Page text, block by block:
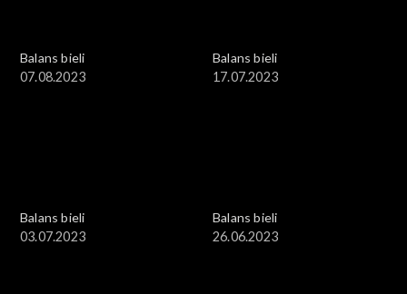
Balans bieli
07.08.2023
Balans bieli
17.07.2023
Balans bieli
03.07.2023
Balans bieli
26.06.2023